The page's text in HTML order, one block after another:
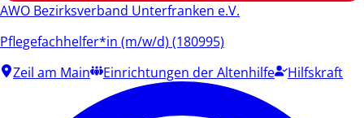
AWO Bezirksverband Unterfranken e.V.
Pflegefachhelfer*in (m/w/d) (180995)
Zeil am Main
Einrichtungen der Altenhilfe Hilfskraft